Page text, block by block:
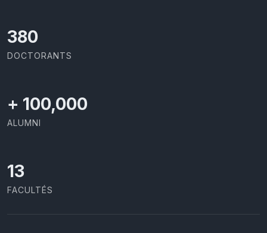
414
DOCTORANTS
+ 100,000
ALUMNI
13
FACULTÉS